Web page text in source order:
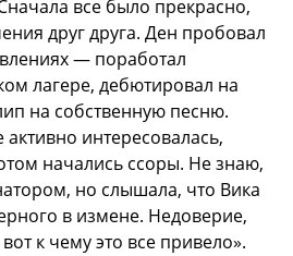
все было прекрасно,
друг друга. Ден пробовал
— поработал
лагере, дебютировал на
на собственную песню.
интересовалась,
начались ссоры. Не знаю,
но слышала, что Вика
в измене. Недоверие,
к чему это все привело».